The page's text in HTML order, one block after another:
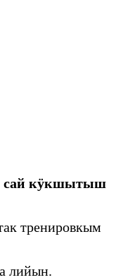
сай кӱкшытыш
тренировкым
лийын.